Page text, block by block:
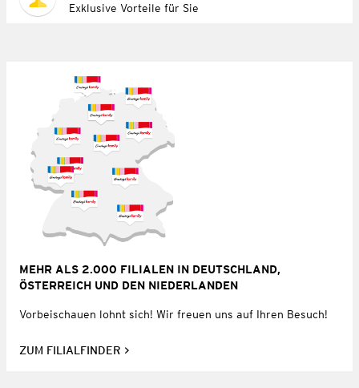
Exklusive Vorteile für Sie
MEHR ALS 2.000 FILIALEN IN DEUTSCHLAND,
ÖSTERREICH UND DEN NIEDERLANDEN
Vorbeischauen lohnt sich! Wir freuen uns auf Ihren Besuch!
ZUM FILIALFINDER